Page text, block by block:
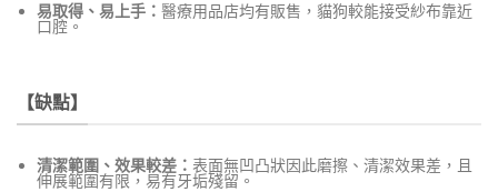
易取得、易上手：醫療用品店均有販售，貓狗較能接受紗布靠近
口腔。
【缺點】
清潔範圍、效果較差： 表面無凹凸狀因此磨擦、清潔效果差，且
伸展範圍有限，易有牙垢殘留。